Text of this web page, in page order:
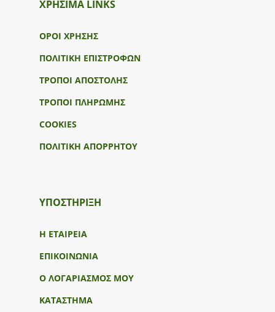
ΧΡΗΣΙΜΑ LINKS
ΟΡΟΙ ΧΡΗΣΗΣ
ΠΟΛΙΤΙΚΗ ΕΠΙΣΤΡΟΦΩΝ
ΤΡΟΠΟΙ ΑΠΟΣΤΟΛΗΣ
ΤΡΟΠΟΙ ΠΛΗΡΩΜΗΣ
COOKIES
ΠΟΛΙΤΙΚΗ ΑΠΟΡΡΗΤΟΥ
ΥΠΟΣΤΉΡΙΞΗ
Η ΕΤΑΙΡΕΙΑ
ΕΠΙΚΟΙΝΩΝΙΑ
Ο ΛΟΓΑΡΙΑΣΜΟΣ ΜΟΥ
ΚΑΤΑΣΤΗΜΑ